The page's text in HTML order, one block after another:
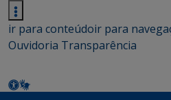
ir para conteúdoir para
Ouvidoria Transparência